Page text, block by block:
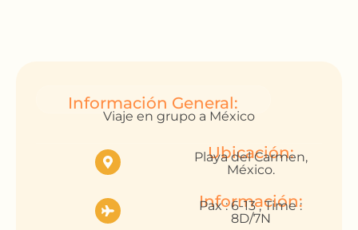
Información General:
Viaje en grupo a México
Ubicación:
Playa del Carmen,
México.
Información:
Pax : 6-13 , Time :
8D/7N